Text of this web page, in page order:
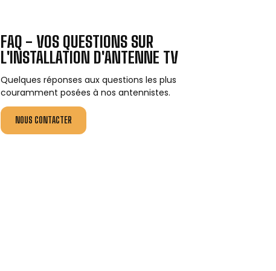
FAQ - VOS QUESTIONS SUR
L'INSTALLATION D'ANTENNE TV
Quelques réponses aux questions les plus
couramment posées à nos antennistes.
NOUS CONTACTER